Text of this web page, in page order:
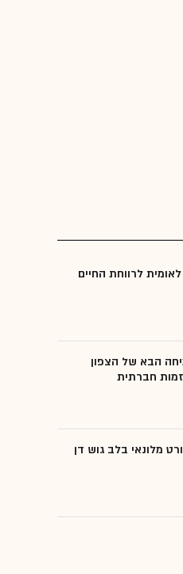
לרווחת החיים
הבא של הצפון
חברתית
מלונאי בלב גוש דן